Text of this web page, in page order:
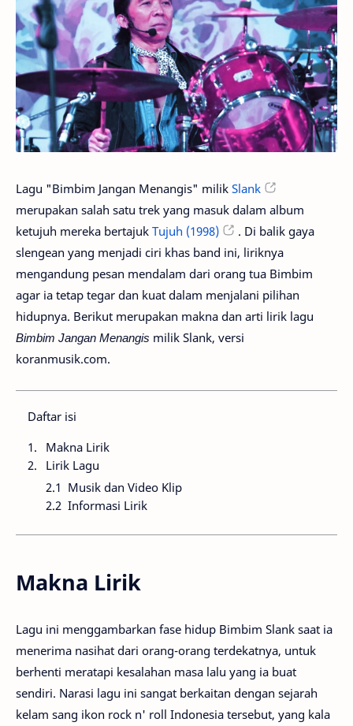
Lagu "Bimbim Jangan Menangis" milik Slank
merupakan salah satu trek yang masuk dalam album
ketujuh mereka bertajuk Tujuh (1998)
. Di balik gaya
slengean yang menjadi ciri khas band ini, liriknya
mengandung pesan mendalam dari orang tua Bimbim
agar ia tetap tegar dan kuat dalam menjalani pilihan
hidupnya. Berikut merupakan makna dan arti lirik lagu
Bimbim Jangan Menangis milik Slank, versi
koranmusik.com.
Daftar isi
Makna Lirik
Lirik Lagu
Musik dan Video Klip
Informasi Lirik
Makna Lirik
Lagu ini menggambarkan fase hidup Bimbim Slank saat ia
menerima nasihat dari orang-orang terdekatnya, untuk
berhenti meratapi kesalahan masa lalu yang ia buat
sendiri. Narasi lagu ini sangat berkaitan dengan sejarah
kelam sang ikon rock n' roll Indonesia tersebut, yang kala